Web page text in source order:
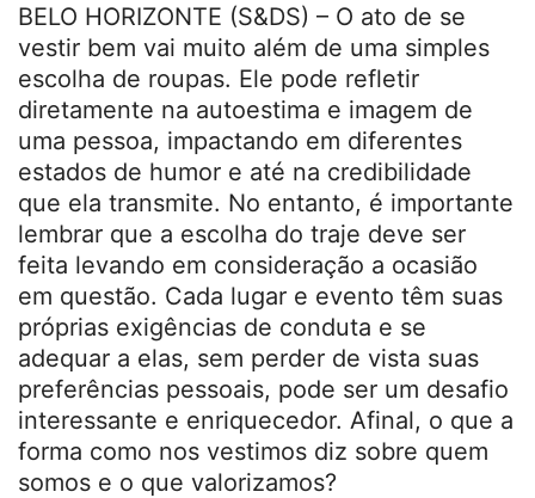
BELO HORIZONTE (S&DS) – O ato de se
vestir bem vai muito além de uma simples
escolha de roupas. Ele pode refletir
diretamente na autoestima e imagem de
uma pessoa, impactando em diferentes
estados de humor e até na credibilidade
que ela transmite. No entanto, é importante
lembrar que a escolha do traje deve ser
feita levando em consideração a ocasião
em questão. Cada lugar e evento têm suas
próprias exigências de conduta e se
adequar a elas, sem perder de vista suas
preferências pessoais, pode ser um desafio
interessante e enriquecedor. Afinal, o que a
forma como nos vestimos diz sobre quem
somos e o que valorizamos?